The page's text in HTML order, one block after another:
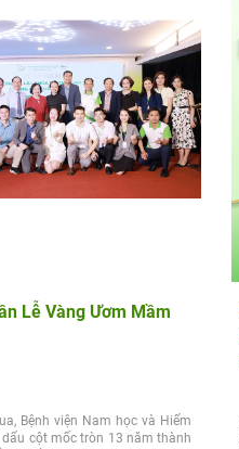
Lễ Vàng Ươm Mầm
Bệnh viện Nam học và Hiếm
cột mốc tròn 13 năm thành